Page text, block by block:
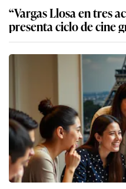
“Vargas Llosa en tres
presenta ciclo de cine